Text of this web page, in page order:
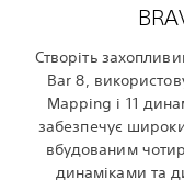
Створіть
Bar 8,
Mapping і 11
забезпечує
вбудованим
динаміками та